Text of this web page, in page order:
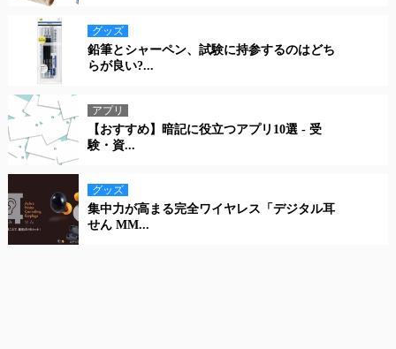
グッズ
鉛筆とシャーペン、試験に持参するのはどち
らが良い?...
アプリ
【おすすめ】暗記に役立つアプリ10選 - 受
験・資...
グッズ
集中力が高まる完全ワイヤレス「デジタル耳
せん MM...